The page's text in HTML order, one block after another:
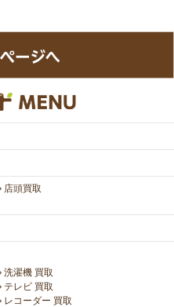
店頭買取
洗濯機 買取
テレビ 買取
レコーダー 買取